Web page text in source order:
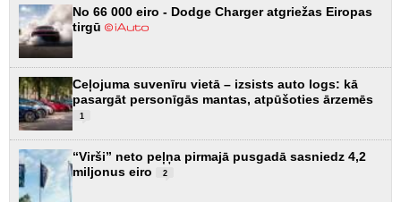
No 66 000 eiro - Dodge Charger atgriežas Eiropas
tirgū
Ceļojuma suvenīru vietā – izsists auto logs: kā
pasargāt personīgās mantas, atpūšoties ārzemēs
1
“Virši” neto peļņa pirmajā pusgadā sasniedz 4,2
miljonus eiro
2